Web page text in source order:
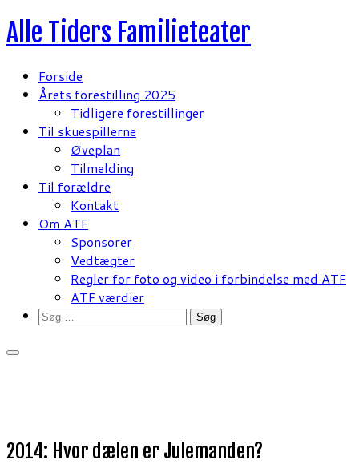
Fortsæt
til
Alle Tiders Familieteater
Forside
Årets forestilling 2025
Tidligere forestillinger
Til skuespillerne
Øveplan
Tilmelding
Til forældre
Kontakt
Om ATF
Sponsorer
Vedtægter
Regler for foto og video i forbindelse med ATF
ATF værdier
Søg
2014: Hvor dælen er Julemanden?